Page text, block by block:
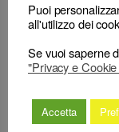
Procedimento
disciplinare –
Ricorso per
revocazione –
Puoi
all'utilizzo dei
Se vuoi saperne
"Privacy e
Accetta